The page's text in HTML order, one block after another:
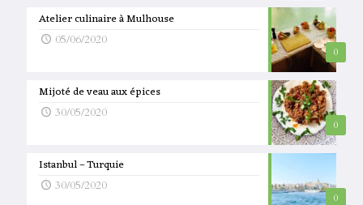
0
Atelier culinaire à Mulhouse
05/06/2020
0
Mijoté de veau aux épices
30/05/2020
0
Istanbul – Turquie
30/05/2020